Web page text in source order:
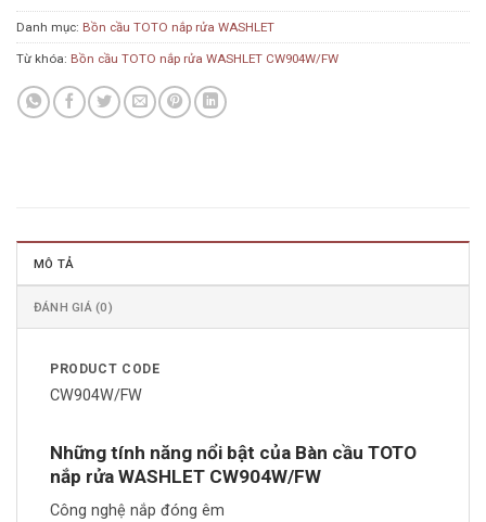
Danh mục: Bồn cầu TOTO nắp rửa WASHLET
Từ khóa: Bồn cầu TOTO nắp rửa WASHLET CW904W/FW
MÔ TẢ
ĐÁNH GIÁ (0)
PRODUCT CODE
CW904W/FW
Những tính năng nổi bật của Bàn cầu TOTO
nắp rửa WASHLET CW904W/FW
Công nghệ nắp đóng êm